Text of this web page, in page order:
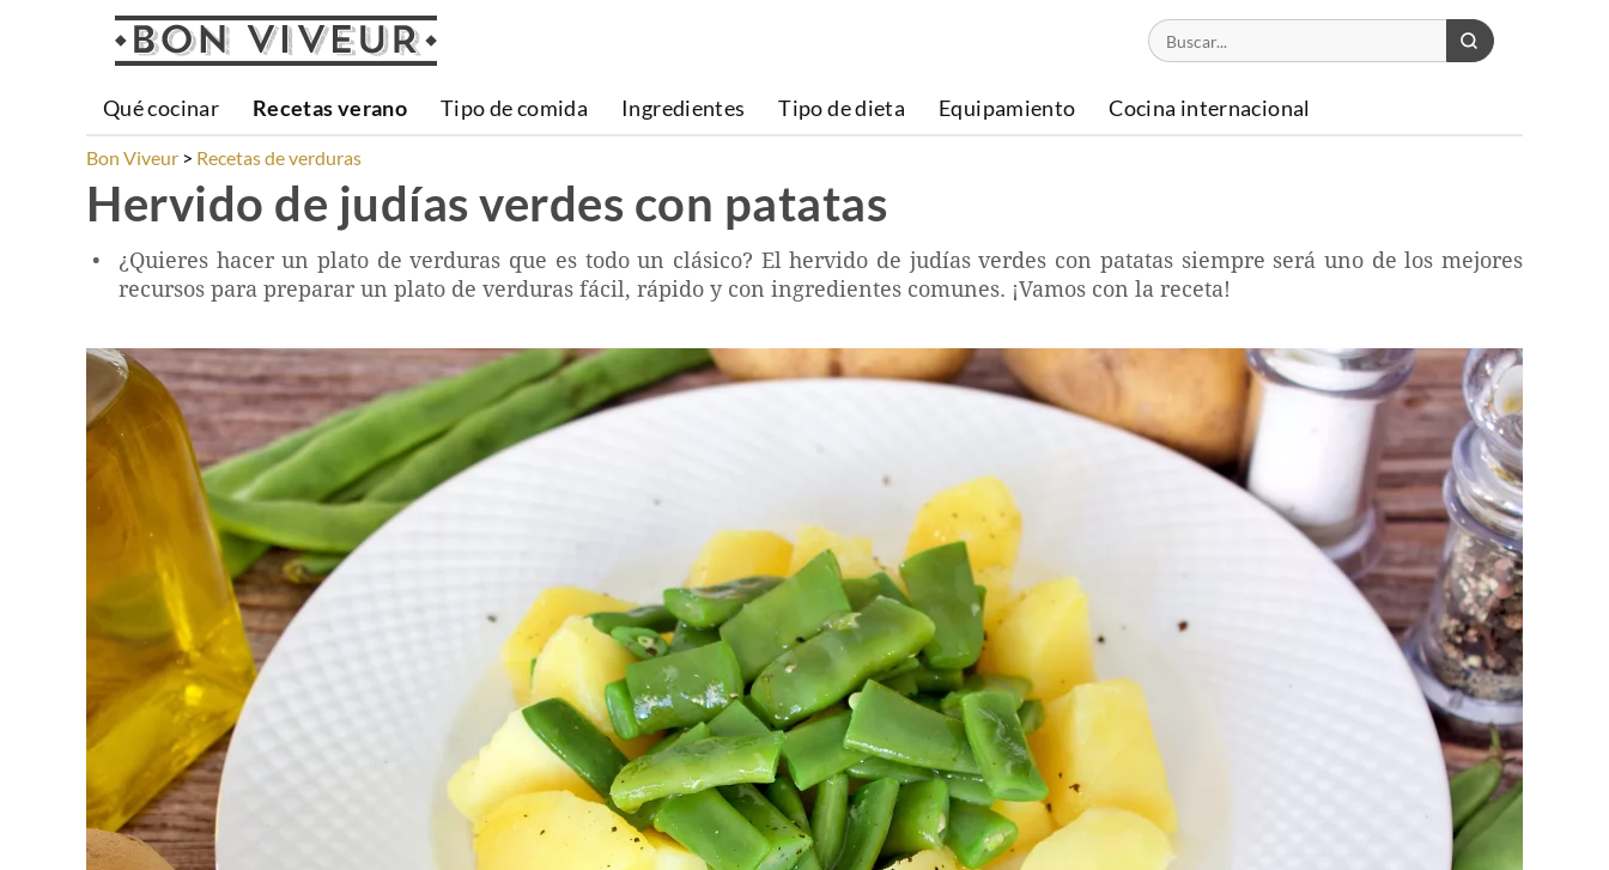
Qué cocinar Recetas verano Tipo de comida Ingredientes Tipo de dieta Equipamiento Cocina internacional
Bon Viveur Recetas de verduras
Hervido de judías verdes con patatas
¿Quieres hacer un plato de verduras que es todo un clásico? El hervido de judías verdes con patatas siempre será uno de los mejores
recursos para preparar un plato de verduras fácil, rápido y con ingredientes comunes. ¡Vamos con la receta!